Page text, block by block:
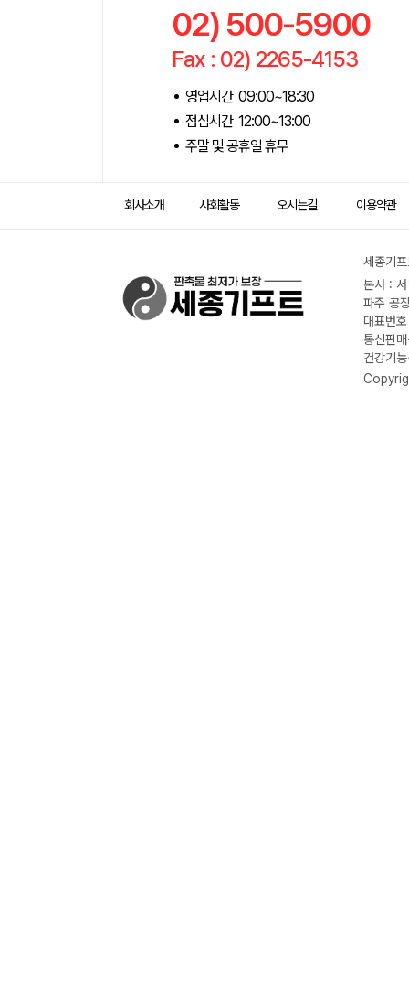
02) 500-5900
Fax : 02) 2265-4153
영업시간 09:00~18:30
점심시간 12:00~13:00
주말 및 공휴일 휴무
회사소개 사회활동 오시는길 이용약관
세종기
본사 :
파주 공
대표번
통신판
건강기